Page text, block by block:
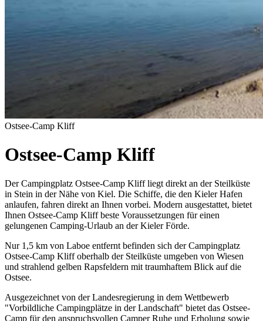
Ostsee-Camp Kliff
Ostsee-Camp Kliff
Der Campingplatz Ostsee-Camp Kliff liegt direkt an der Steilküste
in Stein in der Nähe von Kiel. Die Schiffe, die den Kieler Hafen
anlaufen, fahren direkt an Ihnen vorbei. Modern ausgestattet, bietet
Ihnen Ostsee-Camp Kliff beste Voraussetzungen für einen
gelungenen Camping-Urlaub an der Kieler Förde.
Nur 1,5 km von Laboe entfernt befinden sich der Campingplatz
Ostsee-Camp Kliff oberhalb der Steilküste umgeben von Wiesen
und strahlend gelben Rapsfeldern mit traumhaftem Blick auf die
Ostsee.
Ausgezeichnet von der Landesregierung in dem Wettbewerb
"Vorbildliche Campingplätze in der Landschaft" bietet das Ostsee-
Camp für den anspruchsvollen Camper Ruhe und Erholung sowie